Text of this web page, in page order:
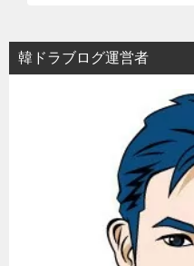
韓ドラブログ運営者